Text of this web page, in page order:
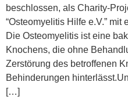
beschlossen, als Charity-
“Osteomyelitis Hilfe e.V.”
Die Osteomyelitis ist eine
Knochens, die ohne
Zerstörung des betroffenen
Behinderungen
[…]